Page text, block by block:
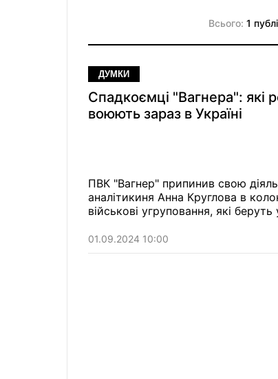
Всього: 1
ДУМКИ
Спадкоємці "Вагнера": які
воюють зараз в Україні
ПВК "Вагнер" припинив свою
аналітикиня Анна Круглова в
військові угруповання, які
01.09.2024 10:00